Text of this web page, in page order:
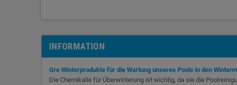
INFORMATION
Gre Winterprodukte für die Wartung unseres Pools in den
Die Chemikalie für Überwinterung ist wichtig, da sie die